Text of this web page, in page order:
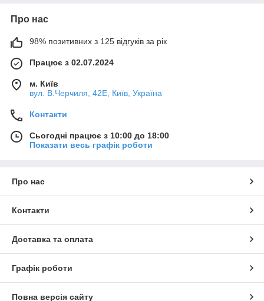
Про нас
98% позитивних з 125 відгуків за рік
Працює з 02.07.2024
м. Київ
вул. В.Черчиля, 42Е, Київ, Україна
Контакти
Сьогодні працює з 10:00 до 18:00
Показати весь графік роботи
Про нас
Контакти
Доставка та оплата
Графік роботи
Повна версія сайту